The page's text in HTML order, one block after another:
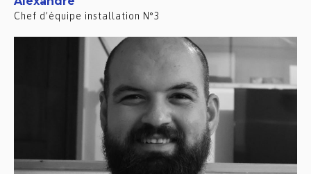
Chef d’équipe installation N°3